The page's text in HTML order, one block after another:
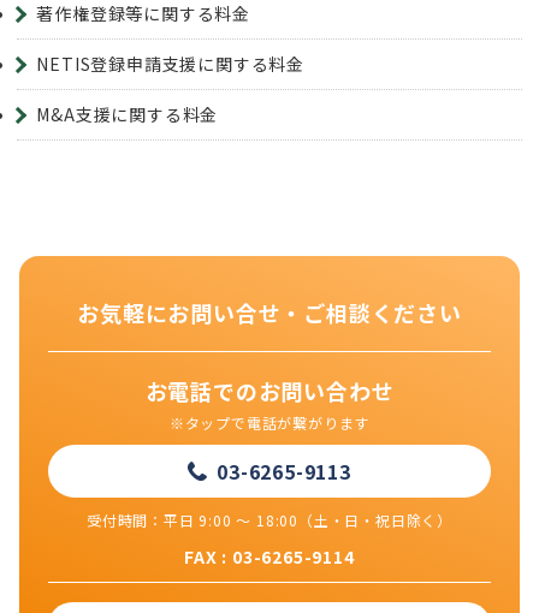
著作権登録等に関する料金
NETIS登録申請支援に関する料金
M&A支援に関する料金
お気軽にお問い合せ・ご相談ください
お電話でのお問い合わせ
※タップで電話が繋がります
受付時間：平日 9:00 ～ 18:00（土・日・祝日除く）
03-6265-9113
FAX : 03-6265-9114